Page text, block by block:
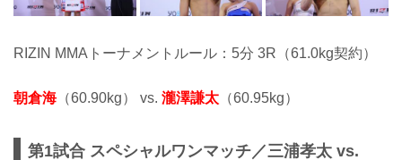
RIZIN MMAトーナメントルール：5分 3R（61.0kg契約）
朝倉海（60.90kg） vs. 瀧澤謙太 （60.95kg）
第1試合 スペシャルワンマッチ／三浦孝太 vs.